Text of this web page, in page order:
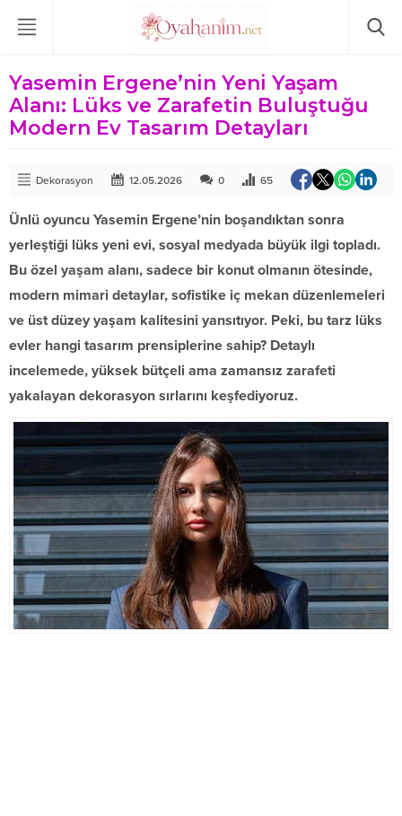
Yasemin Ergene’nin Yeni Yaşam
Alanı: Lüks ve Zarafetin Buluştuğu
Modern Ev Tasarım Detayları
Dekorasyon 12.05.2026 0 65
Ünlü oyuncu Yasemin Ergene’nin boşandıktan sonra
yerleştiği lüks yeni evi, sosyal medyada büyük ilgi topladı.
Bu özel yaşam alanı, sadece bir konut olmanın ötesinde,
modern mimari detaylar, sofistike iç mekan düzenlemeleri
ve üst düzey yaşam kalitesini yansıtıyor. Peki, bu tarz lüks
evler hangi tasarım prensiplerine sahip? Detaylı
incelemede, yüksek bütçeli ama zamansız zarafeti
yakalayan dekorasyon sırlarını keşfediyoruz.